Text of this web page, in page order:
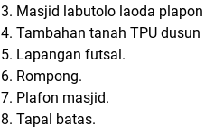
3. Masjid labutolo laoda
4. Tambahan tanah TPU
5. Lapangan futsal.
6. Rompong.
7. Plafon masjid.
8. Tapal batas.